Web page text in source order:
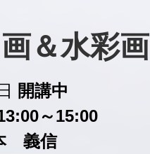
＆水彩画
開講中
～15:00
義信